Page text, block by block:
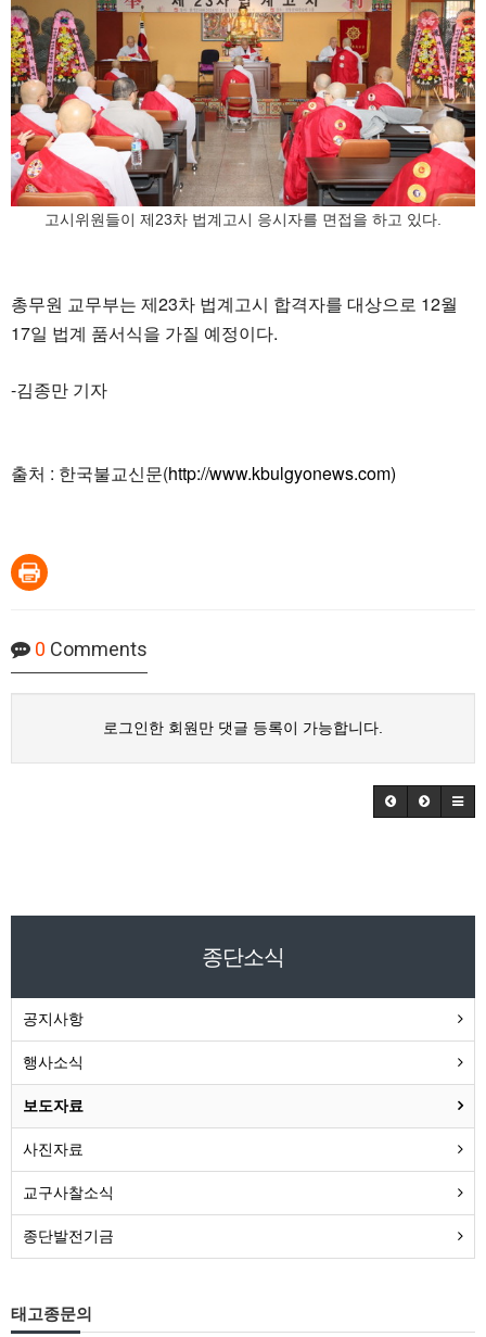
고시위원들이 제23차 법계고시 응시자를 면접을 하고 있다.
총무원 교무부는 제23차 법계고시 합격자를 대상으로 12월
17일 법계 품서식을 가질 예정이다.
-김종만 기자
출처 : 한국불교신문(http://www.kbulgyonews.com)
0 Comments
로그인한 회원만 댓글 등록이 가능합니다.
종단소식
공지사항
행사소식
보도자료
사진자료
교구사찰소식
종단발전기금
태고종문의